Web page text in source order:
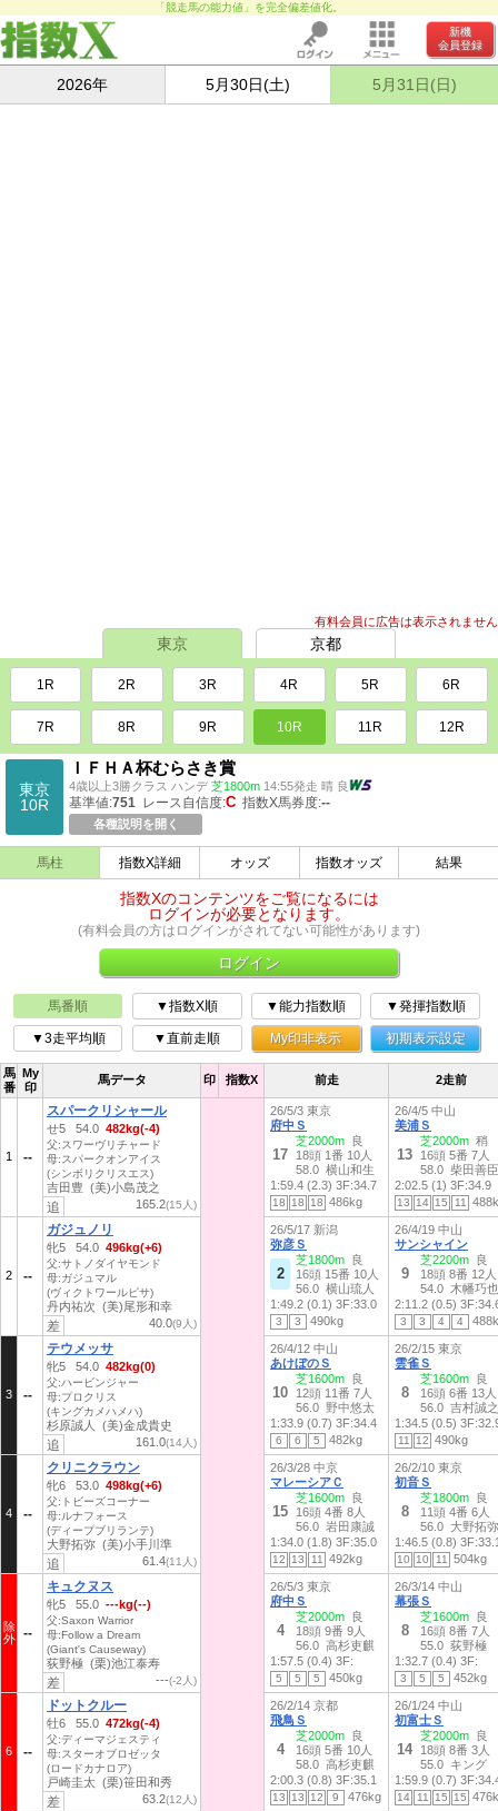
「競走馬の能力値」を完全偏差値化。
新機
会員登録
2026年 5月30日(土) 5月31日(日)
有料会員に広告は表示されません
東京 京都
1R 2R 3R 4R 5R 6R
7R 8R 9R 10R 11R 12R
東京
10R
ＩＦＨＡ杯むらさき賞
4歳以上3勝クラス ハンデ 芝1800m 14:55発走 晴 良
基準値:751 レース自信度:C 指数X馬券度:--
各種説明を開く
馬柱 指数X詳細 オッズ 指数オッズ 結果
指数Xのコンテンツをご覧になるには
ログインが必要となります。
(有料会員の方はログインがされてない可能性があります)
ログイン
馬番順 ▼指数X順 ▼能力指数順 ▼発揮指数順
▼3走平均順 ▼直前走順 My印非表示 初期表示設定
馬
番
My
印
馬データ 印 指数X
1
スパークリシャール
せ5 54.0 482kg(-4)
父:スワーヴリチャード
母:スパークオンアイス
(シンボリクリスエス)
吉田豊 (美)小島茂之
165.2(15人)
追
2
ガジュノリ
牝5 54.0 496kg(+6)
父:サトノダイヤモンド
母:ガジュマル
(ヴィクトワールピサ)
丹内祐次 (美)尾形和幸
40.0(9人)
差
3
テウメッサ
牝5 54.0 482kg(0)
父:ハービンジャー
母:プロクリス
(キングカメハメハ)
杉原誠人 (美)金成貴史
161.0(14人)
追
4
クリニクラウン
牝6 53.0 498kg(+6)
父:トビーズコーナー
母:ルナフォース
(ディープブリランテ)
大野拓弥 (美)小手川準
61.4(11人)
追
除
外
キュクヌス
牝5 55.0 ---kg(--)
父:Saxon Warrior
母:Follow a Dream
(Giant's Causeway)
荻野極 (栗)池江泰寿
---(-2人)
差
6
ドットクルー
牡6 55.0 472kg(-4)
父:ディーマジェスティ
母:スターオブロゼッタ
(ロードカナロア)
戸崎圭太 (栗)笹田和秀
63.2(12人)
差
前走 2走前
26/5/3 東京
府中Ｓ
17
芝2000m 良
18頭 1番 10人
58.0 横山和生
1:59.4 (2.3) 3F:34.7
18 18 18 486kg
26/4/5 中山
美浦Ｓ
13
芝2000m 稍
16頭 5番 7人
58.0 柴田善臣
2:02.5 (1) 3F:34.9
13 14 15 11
26/5/17 新潟
弥彦Ｓ
2
芝1800m 良
16頭 15番 10人
56.0 横山琉人
1:49.2 (0.1) 3F:33.0
3 3 490kg
26/4/19 中山
サンシャイン
9
芝2200m 良
18頭 8番 12人
54.0 木幡巧也
2:11.2 (0.5)
3 3 4 4
26/4/12 中山
あけぼのＳ
10
芝1600m 良
12頭 11番 7人
56.0 野中悠太
1:33.9 (0.7) 3F:34.4
6 6 5 482kg
26/2/15 東京
雲雀Ｓ
8
芝1600m 良
16頭 6番 13人
56.0 吉村誠之
1:34.5 (0.5)
11 12 490kg
26/3/28 中京
マレーシアＣ
15
芝1600m 良
16頭 4番 8人
56.0 岩田康誠
1:34.0 (1.8) 3F:35.0
12 13 11 492kg
26/2/10 東京
初音Ｓ
8
芝1800m 良
11頭 4番 6人
56.0 大野拓弥
1:46.5 (0.8)
10 10 11 504kg
26/5/3 東京
府中Ｓ
4
芝2000m 良
18頭 9番 9人
56.0 高杉吏麒
1:57.5 (0.4) 3F:
5 5 5 450kg
26/3/14 中山
幕張Ｓ
8
芝1600m 良
16頭 8番 7人
55.0 荻野極
1:32.7 (0.4) 3F:
3 5 5 452kg
26/2/14 京都
飛鳥Ｓ
4
芝2000m 良
16頭 5番 10人
58.0 高杉吏麒
2:00.3 (0.8) 3F:35.1
13 13 12 9 476kg
26/1/24 中山
初富士Ｓ
14
芝2000m 良
18頭 8番 3人
55.0 キング
1:59.9 (0.7)
14 11 15 15